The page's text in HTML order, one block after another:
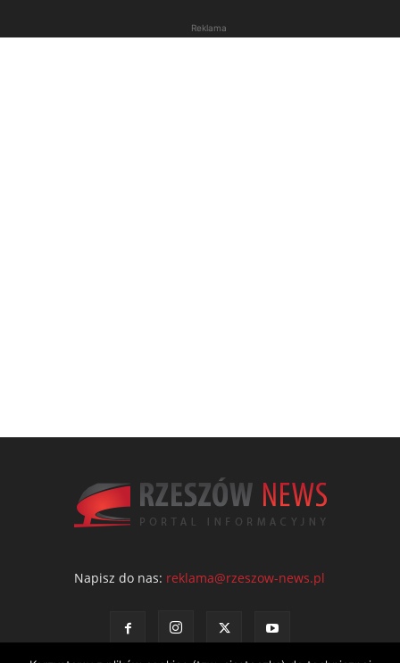
Reklama
Napisz do nas: reklama@rzeszow-news.pl